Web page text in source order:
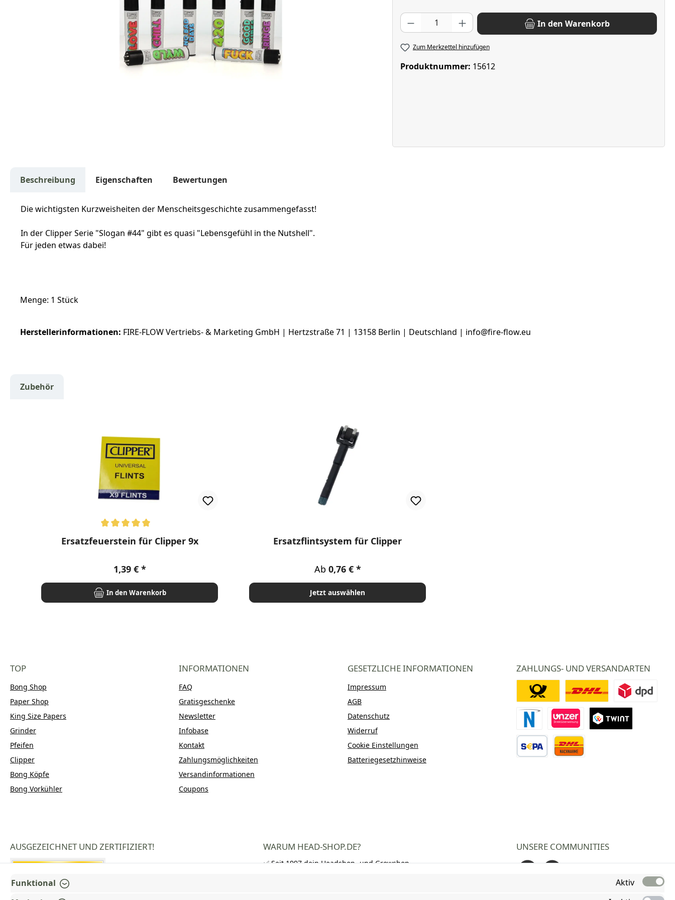
Produkt Anzahl: Gib den gewünschten Wert ein oder benutze die Schaltflächen
In den Warenkorb
Zum Merkzettel hinzufügen
Produktnummer: 15612
Beschreibung Eigenschaften Bewertungen
Die wichtigsten Kurzweisheiten der Menscheitsgeschichte zusammengefasst!
In der Clipper Serie "Slogan #44" gibt es quasi "Lebensgefühl in the Nutshell".
Für jeden etwas dabei!
Menge: 1 Stück
Herstellerinformationen: FIRE-FLOW Vertriebs- & Marketing GmbH | Hertzstraße 71 | 13158 Berlin | Deutschland | info@fire-flow.eu
Zubehör
Durchschnittliche Bewertung von 5 von 5 Sternen
Ersatzfeuerstein für Clipper 9x
Regulärer Preis:
1,39 €
In den Warenkorb
Ersatzflintsystem für Clipper
Regulärer Preis:
Ab 0,76 €
Jetzt auswählen
TOP
Bong Shop
Paper Shop
King Size Papers
Grinder
Pfeifen
Clipper
Bong Köpfe
Bong Vorkühler
INFORMATIONEN
FAQ
Gratisgeschenke
Newsletter
Infobase
Kontakt
Zahlungsmöglichkeiten
Versandinformationen
Coupons
GESETZLICHE INFORMATIONEN
Impressum
AGB
Datenschutz
Widerruf
Cookie Einstellungen
Batteriegesetzhinweise
ZAHLUNGS- UND VERSANDARTEN
Novalnet ZahlungDirektüberweisung
Deutsche PostDHL DPD
AUSGEZEICHNET UND ZERTIFIZIERT! WARUM HEAD-SHOP.DE?
✅ Seit 1997 dein Headshop- und Growshop-
UNSERE COMMUNITIES
Funktional
Aktiv